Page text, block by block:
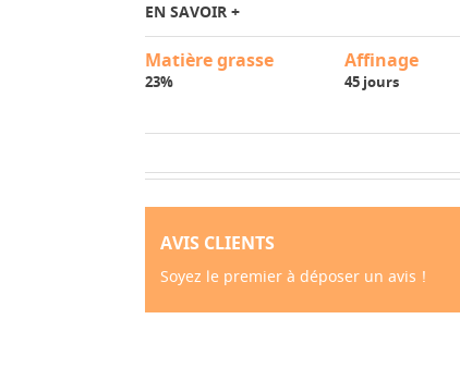
EN SAVOIR +
Matière grasse
23%
Affinage
45 jours
AVIS CLIENTS
Soyez le premier à déposer un avis !